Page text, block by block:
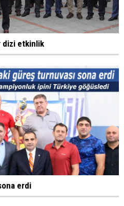
dizi etkinlik
erdi